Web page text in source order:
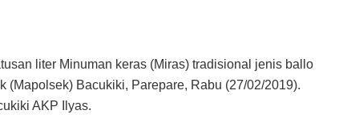
liter Minuman keras (Miras) tradisional jenis ballo
(Mapolsek) Bacukiki, Parepare, Rabu (27/02/2019).
AKP Ilyas.